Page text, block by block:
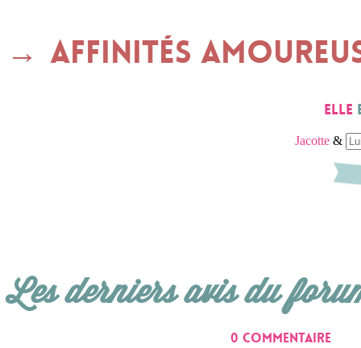
Affinités
Elle
Jacotte &
Les derniers avis du
0 commentaire